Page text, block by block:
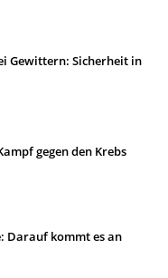
Gewittern: Sicherheit in
gegen den Krebs
Darauf kommt es an